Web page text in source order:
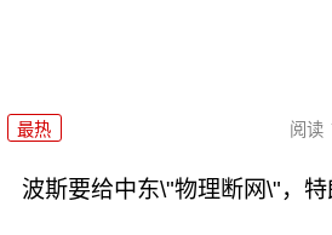
最热 阅读
波斯要给中东\"物理断网\"，特